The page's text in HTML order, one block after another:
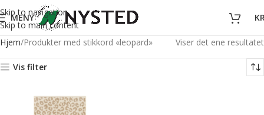
Skip to navigation
Skip to main content
MENY
Hjem Produkter med stikkord «leopard» Viser det ene resultatet
Vis filter